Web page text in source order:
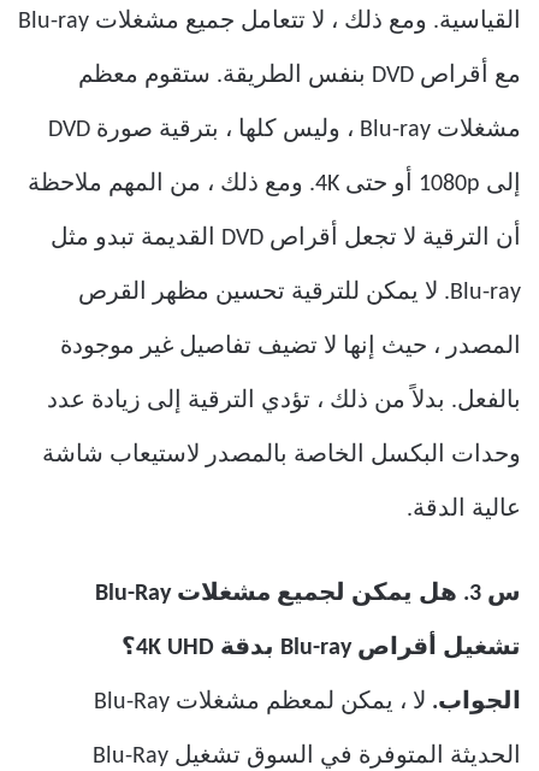
القياسية. ومع ذلك ، لا تتعامل جميع مشغلات Blu-ray
مع أقراص DVD بنفس الطريقة. ستقوم معظم
مشغلات Blu-ray ، وليس كلها ، بترقية صورة DVD
إلى 1080p أو حتى 4K. ومع ذلك ، من المهم ملاحظة
أن الترقية لا تجعل أقراص DVD القديمة تبدو مثل
Blu-ray. لا يمكن للترقية تحسين مظهر القرص
المصدر ، حيث إنها لا تضيف تفاصيل غير موجودة
بالفعل. بدلاً من ذلك ، تؤدي الترقية إلى زيادة عدد
وحدات البكسل الخاصة بالمصدر لاستيعاب شاشة
عالية الدقة.
س 3. هل يمكن لجميع مشغلات Blu-Ray
تشغيل أقراص Blu-ray بدقة 4K UHD؟
الجواب. لا ، يمكن لمعظم مشغلات Blu-Ray
الحديثة المتوفرة في السوق تشغيل Blu-Ray